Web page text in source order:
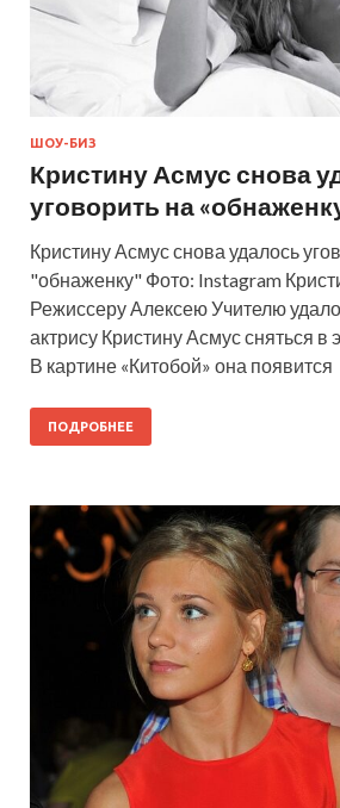
ШОУ-БИЗ
Кристину Асмус снова
уговорить на
Кристину Асмус снова удалось
"обнаженку" Фото: Instagram
Режиссеру Алексею Учителю
актрису Кристину Асмус сняться в
В картине «Китобой» она появится
ПОДРОБНЕЕ